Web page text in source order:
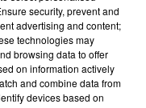
security, prevent and
advertising and content;
technologies may
browsing data to offer
on information actively
and combine data from
devices based on